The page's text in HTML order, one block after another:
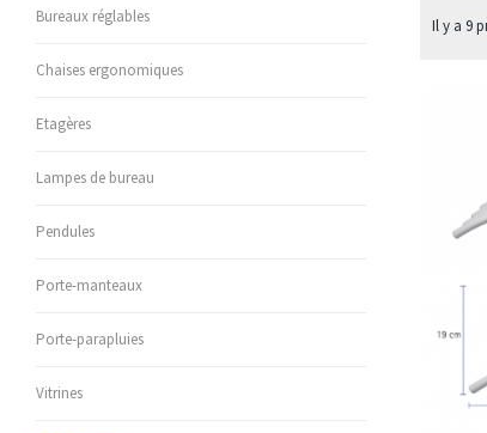
Bureaux réglables
Chaises ergonomiques
Etagères
Lampes de bureau
Pendules
Porte-manteaux
Porte-parapluies
Vitrines
Il y a 9